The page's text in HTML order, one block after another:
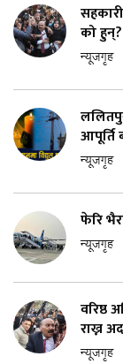
को हुन्?
न्यूजगृह
आपूर्ति
न्यूजगृह
फेरि
न्यूजगृह
वरिष्ठ
राख्न
न्यूजगृह